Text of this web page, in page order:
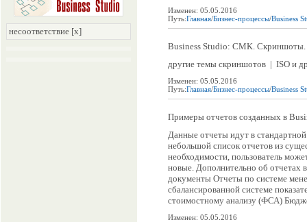
несоответствие [x]
Изменен: 05.05.2016
Путь:Главная/Бизнес-процессы/Business
Business Studio: СМК. Скриншоты.
другие темы скриншотов | ISO и
Изменен: 05.05.2016
Путь:Главная/Бизнес-процессы/Business
Примеры отчетов созданных в
Данные отчеты идут в
небольшой список отчетов из
необходимости, пользователь
новые. Дополнительно об
документы Отчеты по системе
сбалансированной системе
стоимостному анализу (ФСА)
Изменен: 05.05.2016